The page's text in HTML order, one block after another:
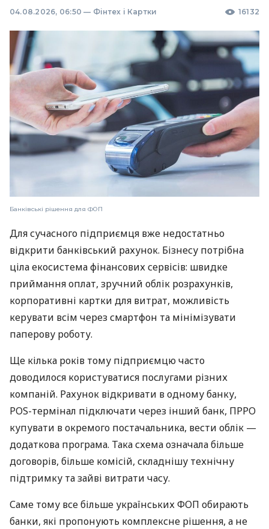
04.08.2026, 06:50 — Фінтех і Картки 16132
Банківські рішення для ФОП
Для сучасного підприємця вже недостатньо
відкрити банківський рахунок. Бізнесу потрібна
ціла екосистема фінансових сервісів: швидке
приймання оплат, зручний облік розрахунків,
корпоративні картки для витрат, можливість
керувати всім через смартфон та мінімізувати
паперову роботу.
Ще кілька років тому підприємцю часто
доводилося користуватися послугами різних
компаній. Рахунок відкривати в одному банку,
POS-термінал підключати через інший банк, ПРРО
купувати в окремого постачальника, вести облік —
додаткова програма. Така схема означала більше
договорів, більше комісій, складнішу технічну
підтримку та зайві витрати часу.
Саме тому все більше українських ФОП обирають
банки, які пропонують комплексне рішення, а не